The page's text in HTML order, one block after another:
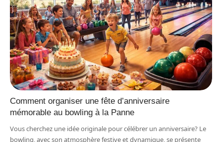
Comment organiser une fête d’anniversaire
mémorable au bowling à la Panne
Vous cherchez une idée originale pour célébrer un anniversaire? Le
bowling, avec son atmosphère festive et dynamique, se présente